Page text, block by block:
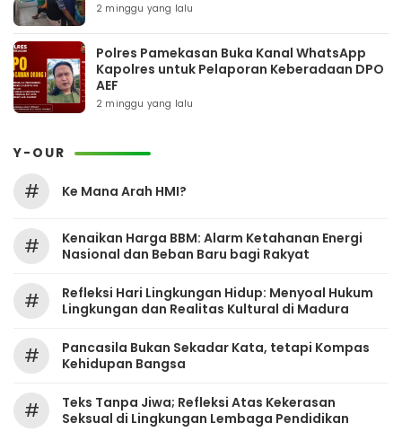
2 minggu yang lalu
Polres Pamekasan Buka Kanal WhatsApp
Kapolres untuk Pelaporan Keberadaan DPO
AEF
2 minggu yang lalu
Y-OUR
# Ke Mana Arah HMI?
#
Kenaikan Harga BBM: Alarm Ketahanan Energi
Nasional dan Beban Baru bagi Rakyat
#
Refleksi Hari Lingkungan Hidup: Menyoal Hukum
Lingkungan dan Realitas Kultural di Madura
#
Pancasila Bukan Sekadar Kata, tetapi Kompas
Kehidupan Bangsa
#
Teks Tanpa Jiwa; Refleksi Atas Kekerasan
Seksual di Lingkungan Lembaga Pendidikan